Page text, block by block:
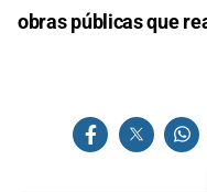
obras públicas que